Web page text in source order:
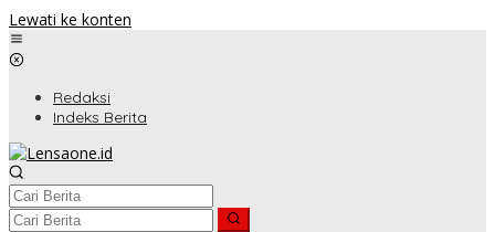
Lewati ke konten
Redaksi
Indeks Berita